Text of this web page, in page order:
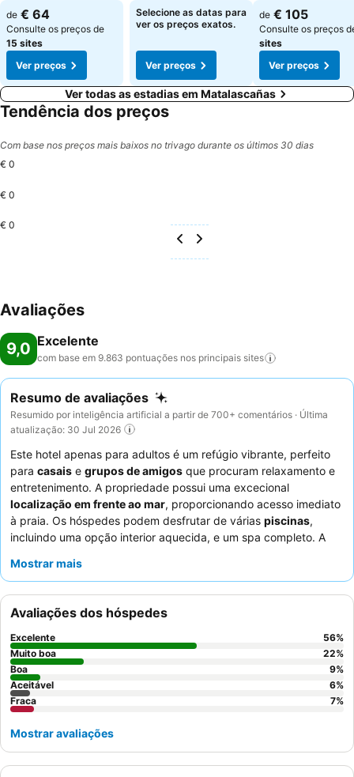
de € 64
Consulte os preços de
15 sites
Ver preços
Selecione as datas para
ver os preços exatos.
Ver preços
de € 105
Consulte os preços
sites
Ver preços
Ver todas as estadias em Matalascañas
Tendência dos preços
Com base nos preços mais baixos no trivago durante os últimos 30 dias
€ 0
€ 0
€ 0
Avaliações
9,0 Excelente
com base em 9.863 pontuações nos principais sites
Resumo de avaliações
Resumido por inteligência artificial a partir de 700+ comentários · Última
atualização: 30 Jul 2026
Este hotel apenas para adultos é um refúgio vibrante, perfeito
para casais e grupos de amigos que procuram relaxamento e
entretenimento. A propriedade possui uma excecional
localização em frente ao mar, proporcionando acesso imediato
à praia. Os hóspedes podem desfrutar de várias piscinas,
incluindo uma opção interior aquecida, e um spa completo. A
japonês muito elogiado e um buffet variado. Os hóspedes
calorosa receção e eficiência, e o pessoal de limpeza pela sua
meticulosidade. Para uma experiência mais tranquila, os
hóspedes são aconselhados a solicitar um quarto virado para
longe da discoteca.
Mostrar mais
Avaliações dos hóspedes
Excelente 56%
Muito boa
22%
Boa
9%
Aceitável
6%
Fraca
7%
Mostrar avaliações